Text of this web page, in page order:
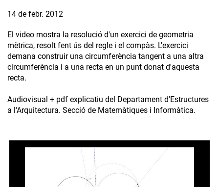
14 de febr. 2012
El video mostra la resolució d'un exercici de geometria
mètrica, resolt fent ús del regle i el compàs. L'exercici
demana construir una circumferència tangent a una altra
circumferència i a una recta en un punt donat d'aquesta
recta.
Audiovisual + pdf explicatiu del Departament d'Estructures
a l'Arquitectura. Secció de Matemàtiques i Informàtica.